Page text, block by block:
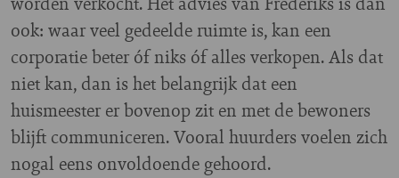
ook: waar veel gedeelde ruimte is, kan een
corporatie beter óf niks óf alles verkopen. Als dat
niet kan, dan is het belangrijk dat een
huismeester er bovenop zit en met de bewoners
blijft communiceren. Vooral huurders voelen zich
nogal eens onvoldoende gehoord.